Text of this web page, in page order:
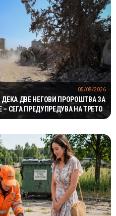
ДВЕ НЕГОВИ ПРОРОШТВА ЗА
– СЕГА ПРЕДУПРЕДУВА НА ТРЕТО
05/08/2026